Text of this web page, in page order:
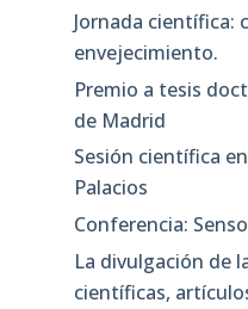
Jornada científica:
envejecimiento.
Premio a tesis
de Madrid
Sesión científica
Palacios
Conferencia:
La divulgación de
científicas,